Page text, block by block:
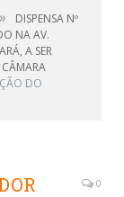
»
DISPENSA Nº
NA AV.
A SER
DO
0